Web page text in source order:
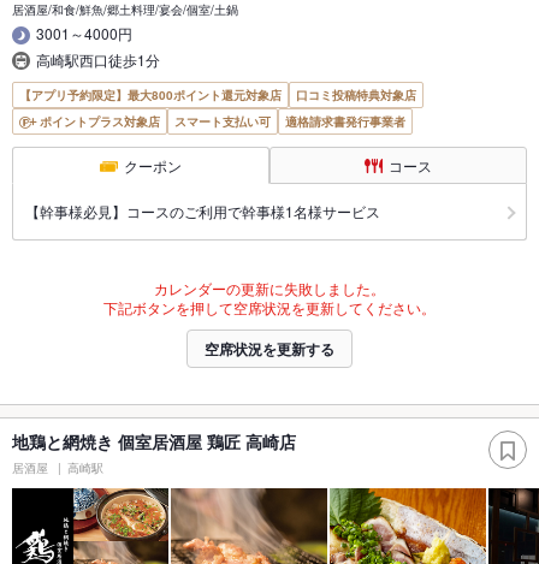
居酒屋/和食/鮮魚/郷土料理/宴会/個室/土鍋
3001～4000円
高崎駅西口徒歩1分
【アプリ予約限定】最大800ポイント還元対象店
口コミ投稿特典対象店
ポイントプラス対象店
スマート支払い可 適格請求書発行事業者
クーポン コース
【幹事様必見】コースのご利用で幹事様1名様サービス
カレンダーの更新に失敗しました。
下記ボタンを押して空席状況を更新してください。
空席状況を更新する
地鶏と網焼き 個室居酒屋 鶏匠 高崎店
居酒屋 高崎駅